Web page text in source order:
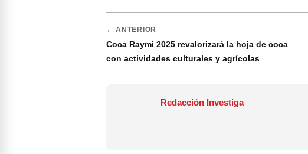
← ANTERIOR
Coca Raymi 2025 revalorizará la hoja de coca
con actividades culturales y agrícolas
Redacción Investiga